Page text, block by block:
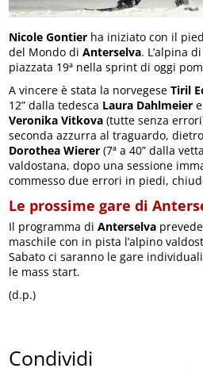
Nicole Gontier ha iniziato con il
del Mondo diAnterselva. L’alpina
piazzata 19ª nella sprint di oggi
A vincere è stata la norvegeseTiril
12” dalla tedesca Laura Dahlmeier
Veronika Vitkova (tutte senza
seconda azzurra al traguardo,
Dorothea Wierer (7ª a 40” dalla
valdostana, dopo una sessione
commesso due errori in piedi,
Le prossime gare di
Il programma diAnterselva
maschile con in pista l’alpino
Sabato ci saranno le gare
le mass start.
(d.p.)
Condividi